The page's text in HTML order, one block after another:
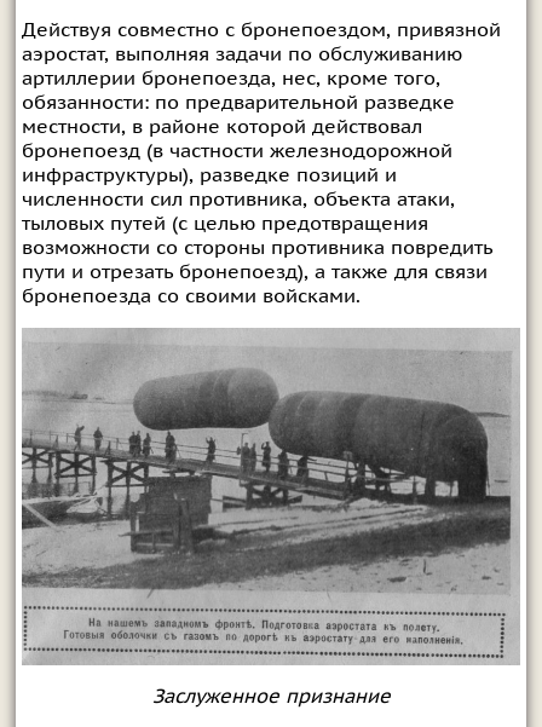
Действуя совместно с бронепоездом, привязной
аэростат, выполняя задачи по обслуживанию
артиллерии бронепоезда, нес, кроме того,
обязанности: по предварительной разведке
местности, в районе которой действовал
бронепоезд (в частности железнодорожной
инфраструктуры), разведке позиций и
численности сил противника, объекта атаки,
тыловых путей (с целью предотвращения
возможности со стороны противника повредить
пути и отрезать бронепоезд), а также для связи
бронепоезда со своими войсками.
Заслуженное признание